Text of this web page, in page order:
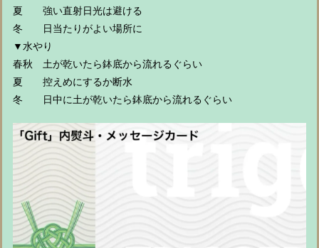
夏 強い直射日光は避ける
冬 日当たりがよい場所に
▼水やり
春秋 土が乾いたら鉢底から流れるぐらい
夏 控えめにするか断水
冬 日中に土が乾いたら鉢底から流れるぐらい